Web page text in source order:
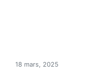
18 mars, 2025